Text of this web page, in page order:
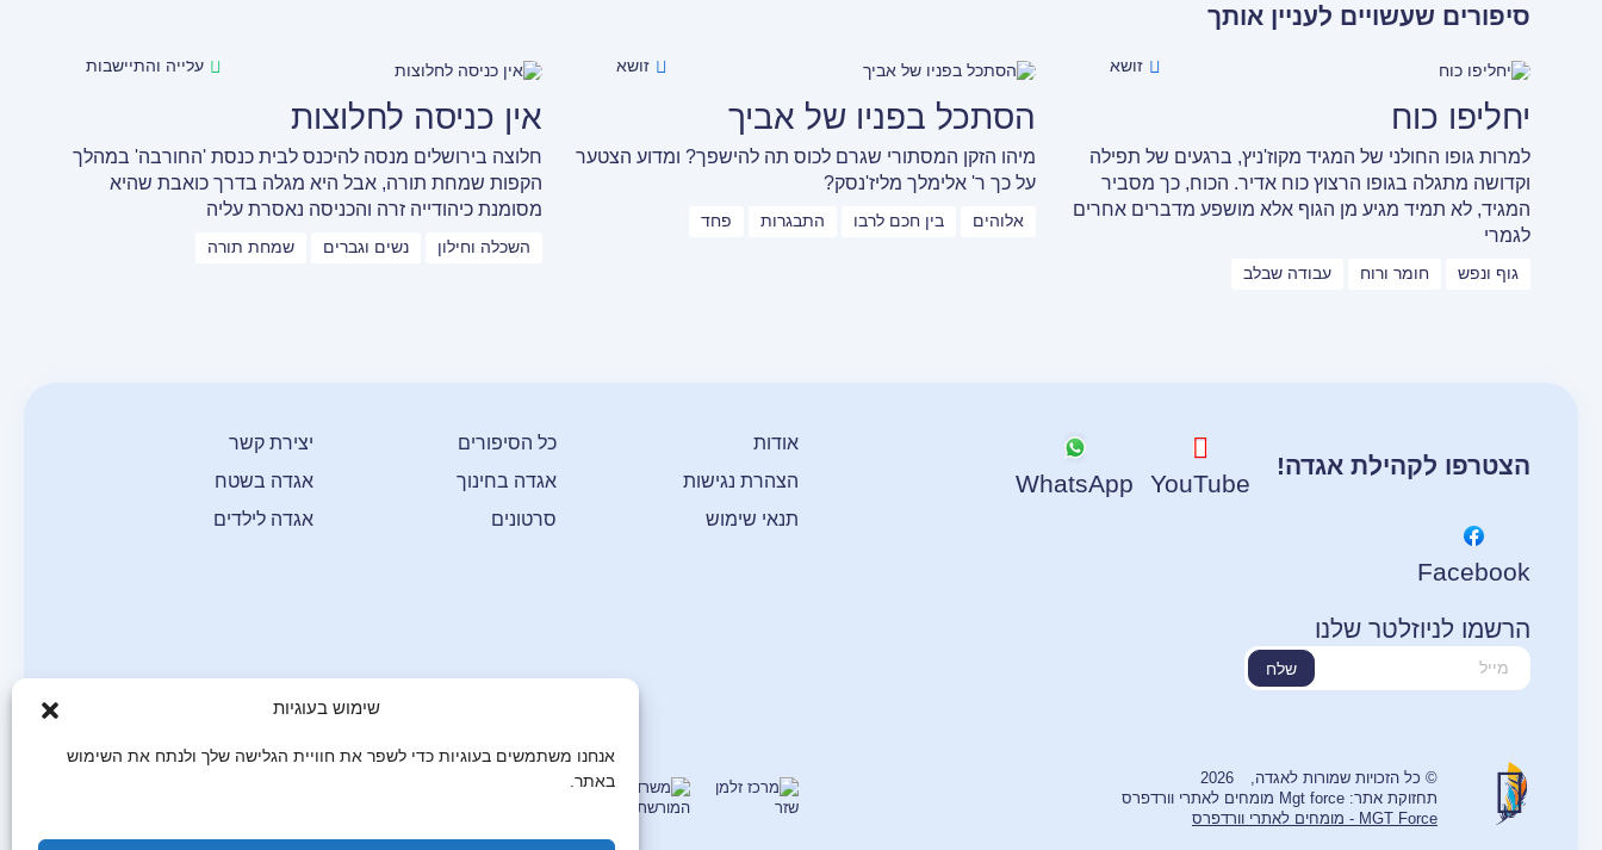
שימוש בעוגיות
אנחנו משתמשים בעוגיות כדי לשפר את חוויית הגלישה שלך ולנתח את השימוש
באתר.
סיפורים שעשויים לעניין אותך
זושא
יחליפו כוח
למרות גופו החולני של המגיד מקוז'ניץ, ברגעים של תפילה
וקדושה מתגלה בגופו הרצוץ כוח אדיר. הכוח, כך מסביר
המגיד, לא תמיד מגיע מן הגוף אלא מושפע מדברים אחרים
לגמרי
גוף ונפש חומר ורוח עבודה שבלב
זושא
הסתכל בפניו של אביך
מיהו הזקן המסתורי שגרם לכוס תה להישפך? ומדוע הצטער
על כך ר' אלימלך מליז'נסק?
אלוהים בין חכם לרבו התבגרות פחד
עלייה והתיישבות
אין כניסה לחלוצות
חלוצה בירושלים מנסה להיכנס לבית כנסת 'החורבה' במהלך
הקפות שמחת תורה, אבל היא מגלה בדרך כואבת שהיא
מסומנת כיהודייה זרה והכניסה נאסרת עליה
השכלה וחילון נשים וגברים שמחת תורה
הצטרפו לקהילת אגדה!
YouTube
WhatsApp
Facebook
הרשמו לניוזלטר שלנו
שלח
אודות כל הסיפורים
יצירת קשר
הצהרת נגישות
אגדה בחינוך
אגדה בשטח
תנאי שימוש
סרטונים אגדה לילדים
© כל הזכויות שמורות לאגדה,
2026
תחזוקת אתר: Mgt force מומחים לאתרי וורדפרס
MGT Force - מומחים לאתרי וורדפרס